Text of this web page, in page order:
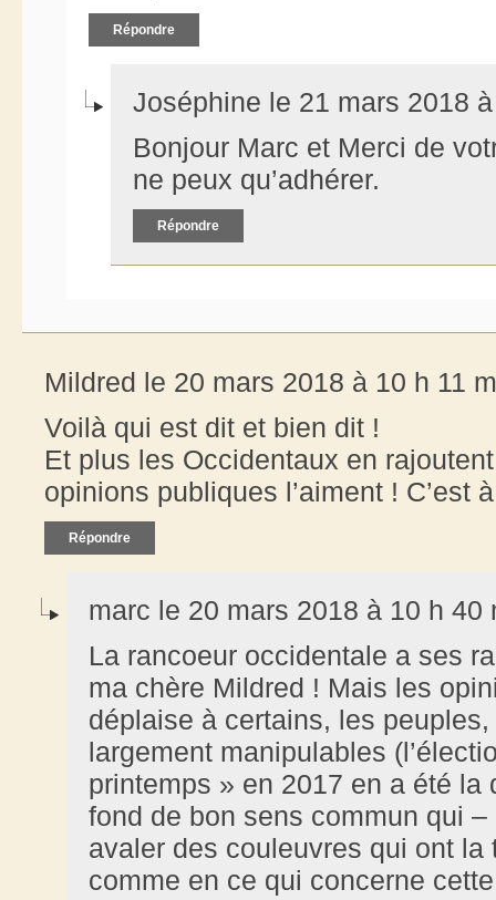
Répondre
Joséphine le 21 mars 2018
Bonjour Marc et Merci de
ne peux qu’adhérer.
Répondre
Mildred le 20 mars 2018 à 10 h 11
Voilà qui est dit et bien dit !
Et plus les Occidentaux en
opinions publiques l’aiment ! C’est
Répondre
marc le 20 mars 2018 à 10 h 40
La rancoeur occidentale a ses
ma chère Mildred ! Mais les
déplaise à certains, les
largement manipulables
printemps » en 2017 en a été
fond de bon sens commun qui
avaler des couleuvres qui ont la
comme en ce qui concerne